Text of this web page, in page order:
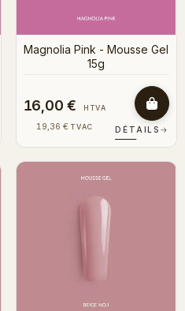
Magnolia Pink - Mousse Gel
15g
16,00 € HTVA
19,36 € TVAC DÉTAILS →